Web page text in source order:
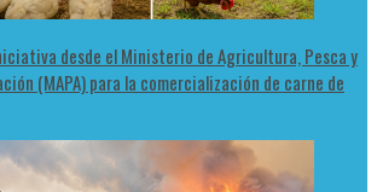
desde el Ministerio de Agricultura, Pesca y
(MAPA) para la comercialización de carne de